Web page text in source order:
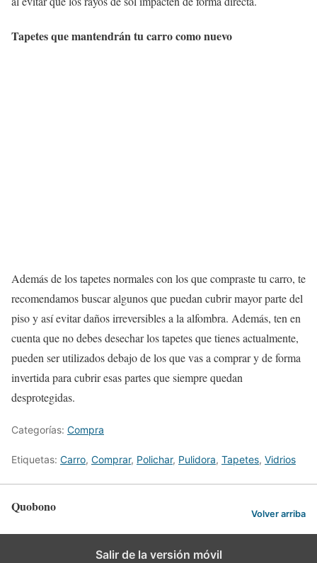
Tapetes que mantendrán tu carro como nuevo
Además de los tapetes normales con los que compraste tu carro, te
recomendamos buscar algunos que puedan cubrir mayor parte del
piso y así evitar daños irreversibles a la alfombra. Además, ten en
cuenta que no debes desechar los tapetes que tienes actualmente,
pueden ser utilizados debajo de los que vas a comprar y de forma
invertida para cubrir esas partes que siempre quedan
desprotegidas.
Categorías: Compra
Etiquetas: Carro, Comprar, Polichar, Pulidora, Tapetes, Vidrios
Quobono Volver arriba
Salir de la versión móvil